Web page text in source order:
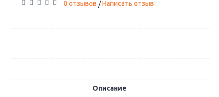
0 отзывов /Написать отзыв
Описание